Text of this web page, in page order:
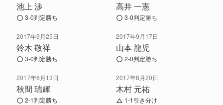
池上 渉
3-0判定勝ち
2017年9月25日
鈴木 敬祥
3-0判定勝ち
2017年6月13日
秋間 瑞輝
2-1判定勝ち
高井 一憲
3-0判定勝ち
2017年9月17日
山本 龍児
2-0判定勝ち
2017年8月20日
木村 元祐
1-1引き分け